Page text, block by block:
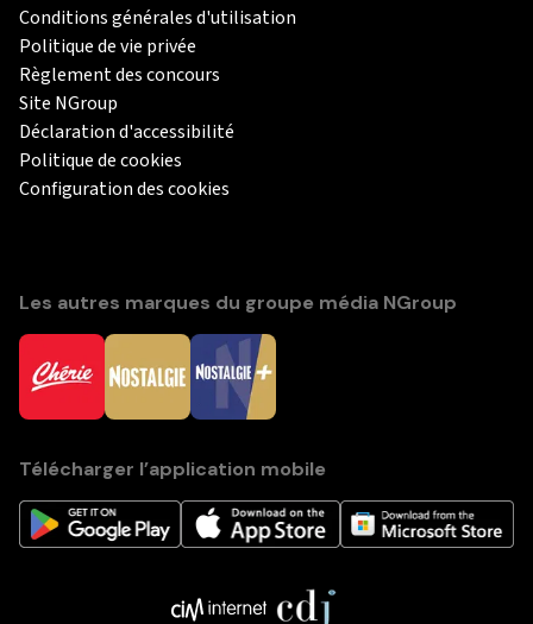
Conditions générales d'utilisation
Politique de vie privée
Règlement des concours
Site NGroup
Déclaration d'accessibilité
Politique de cookies
Configuration des cookies
Les autres marques du groupe média NGroup
Télécharger l’application mobile